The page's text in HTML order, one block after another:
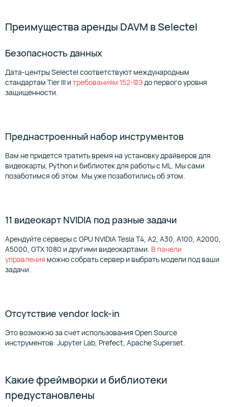
Преимущества аренды DAVM в Selectel
Безопасность данных
Дата-центры Selectel соответствуют международным
стандартам Tier III и требованиям 152-ФЗ до первого уровня
защищенности.
Преднастроенный набор инструментов
Вам не придется тратить время на установку драйверов для
видеокарты, Python и библиотек для работы с ML. Мы сами
позаботимся об этом. Мы уже позаботились об этом.
11 видеокарт NVIDIA под разные задачи
Арендуйте серверы с GPU NVIDIA Tesla T4, А2, А30, А100, А2000,
А5000, GTX 1080 и другими видеокартами. В панели
управления можно собрать сервер и выбрать модели под ваши
задачи.
Отсутствие vendor lock-in
Это возможно за счет использования Open Source
инструментов: Jupyter Lab, Prefect, Apache Superset.
Какие фреймворки и библиотеки
предустановлены